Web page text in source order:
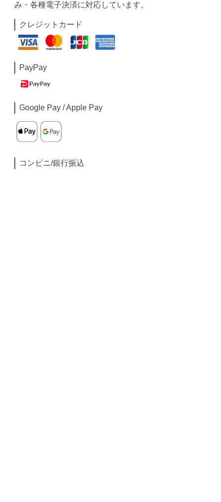
み・各種電子決済に対応しています。
クレジットカード
PayPay
Google Pay / Apple Pay
コンビニ/銀行振込